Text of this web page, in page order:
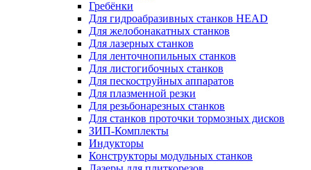
Гребёнки
Для гидроабразивных станков HEAD
Для желобонакатных станков
Для лазерных станков
Для ленточнопильных станков
Для листогибочных станков
Для пескоструйных аппаратов
Для плазменной резки
Для резьбонарезных станков
Для станков проточки тормозных дисков
ЗИП-Комплекты
Индукторы
Конструкторы модульных станков